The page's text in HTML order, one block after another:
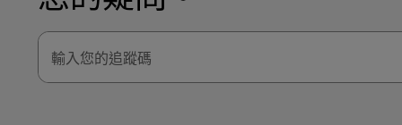
LifeTrack 瞭解入口網站
輸入您的追蹤碼